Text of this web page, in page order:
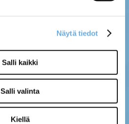
Näytä tiedot
Salli kaikki
Salli valinta
Kiellä
SÄHKÖ-MÄNTYLÄ OY
info@sahko-mantyla.fi
06 231 4930